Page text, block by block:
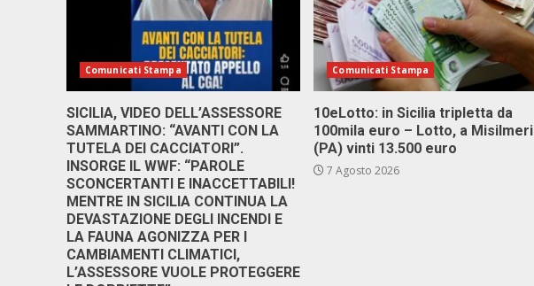
Comunicati Stampa
SICILIA, VIDEO DELL’ASSESSORE
SAMMARTINO: “AVANTI CON LA
TUTELA DEI CACCIATORI”.
INSORGE IL WWF: “PAROLE
SCONCERTANTI E INACCETTABILI!
MENTRE IN SICILIA CONTINUA LA
DEVASTAZIONE DEGLI INCENDI E
LA FAUNA AGONIZZA PER I
CAMBIAMENTI CLIMATICI,
L’ASSESSORE VUOLE PROTEGGERE
Comunicati Stampa
10eLotto: in Sicilia tripletta da
100mila euro – Lotto, a Misilmeri
(PA) vinti 13.500 euro
7 Agosto 2026